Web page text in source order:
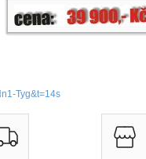
Tyg&t=14s